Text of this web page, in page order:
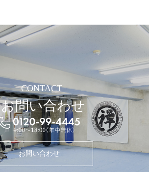
CONTACT
お問い合わせ
お問い合わせ